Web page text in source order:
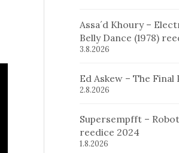
Assa´d Khoury –
Belly Dance (1978)
3.8.2026
Ed Askew – The
2.8.2026
Supersempfft –
reedice 2024
1.8.2026